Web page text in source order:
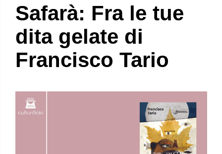
Safarà: Fra le tue
dita gelate di
Francisco Tario